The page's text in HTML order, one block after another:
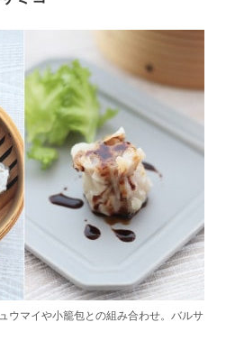
ウマイや小籠包との組み合わせ。バルサ